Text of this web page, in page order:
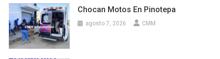
Chocan Motos En Pinotepa
agosto 7, 2026 CMM